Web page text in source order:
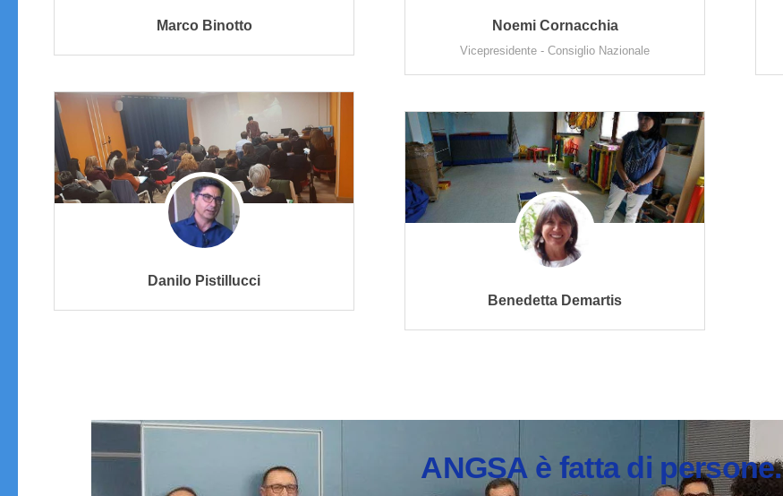
Marco Binotto Noemi Cornacchia
Vicepresidente - Consiglio Nazionale
Danilo Pistillucci
Benedetta Demartis
ANGSA è fatta di persone.